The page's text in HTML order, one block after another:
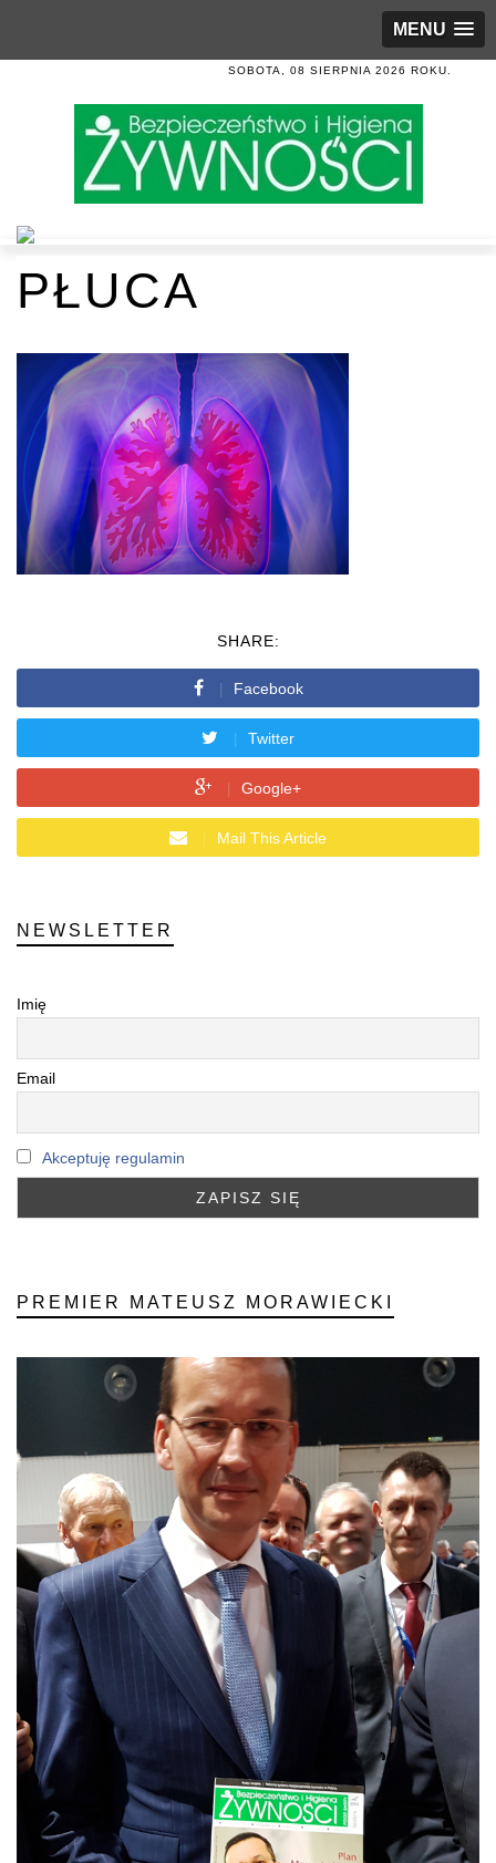
MENU
SOBOTA, 08 SIERPNIA 2026 ROKU.
PŁUCA
SHARE:
Facebook
Twitter
Google+
Mail This Article
NEWSLETTER
Imię
Email
Akceptuję regulamin
PREMIER MATEUSZ MORAWIECKI